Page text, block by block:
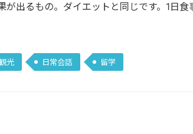
が出るもの。ダイエットと同じです。1日
観光 日常会話 留学